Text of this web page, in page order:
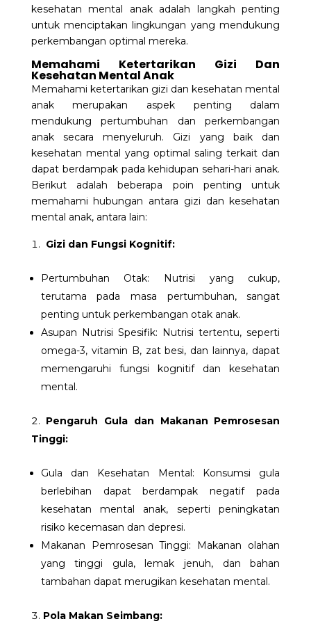
kesehatan mental anak adalah langkah penting
untuk menciptakan lingkungan yang mendukung
perkembangan optimal mereka.
Memahami Ketertarikan Gizi Dan
Kesehatan Mental Anak
Memahami ketertarikan gizi dan kesehatan mental
anak merupakan aspek penting dalam
mendukung pertumbuhan dan perkembangan
anak secara menyeluruh. Gizi yang baik dan
kesehatan mental yang optimal saling terkait dan
dapat berdampak pada kehidupan sehari-hari anak.
Berikut adalah beberapa poin penting untuk
memahamihubungan antara gizi dan kesehatan
mental anak, antara lain:
Gizi dan Fungsi Kognitif:
Pertumbuhan Otak: Nutrisi yang cukup,
terutama pada masa pertumbuhan, sangat
penting untuk perkembangan otak anak.
Asupan Nutrisi Spesifik: Nutrisi tertentu, seperti
omega-3, vitamin B, zat besi, dan lainnya, dapat
memengaruhi fungsi kognitif dan kesehatan
mental.
Pengaruh Gula dan Makanan Pemrosesan
Tinggi:
Gula dan Kesehatan Mental: Konsumsi gula
berlebihan dapat berdampak negatif pada
kesehatan mental anak, seperti peningkatan
risiko kecemasan dan depresi.
Makanan Pemrosesan Tinggi: Makanan olahan
yang tinggi gula, lemak jenuh, dan bahan
tambahan dapat merugikan kesehatan mental.
Pola Makan Seimbang: